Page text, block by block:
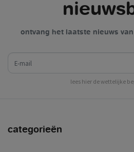
ontvang het laatste nieuws
lees hier de wettelijke
categorieën